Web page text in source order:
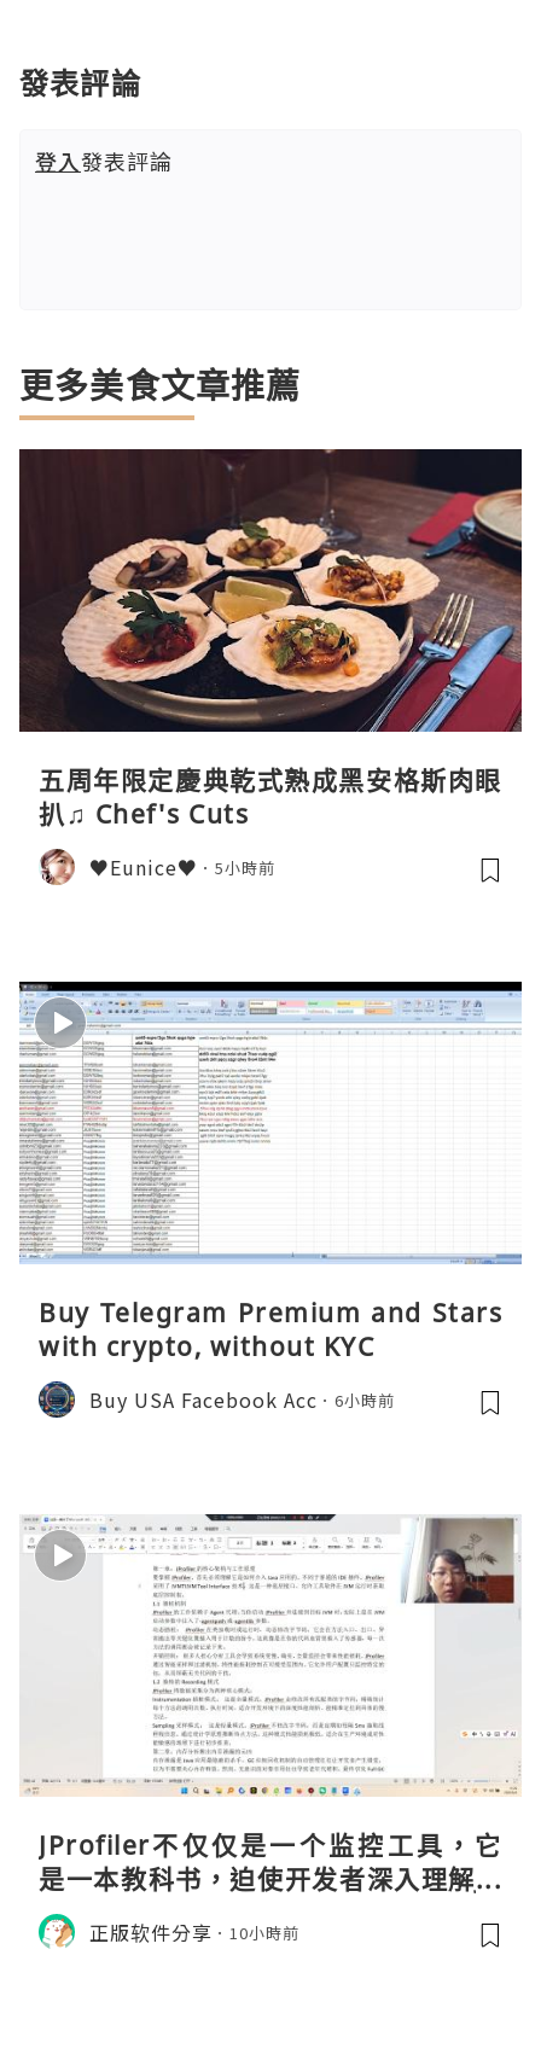
發表評論
登入發表評論
更多美食文章推薦
五周年限定慶典乾式熟成黑安格斯肉眼
扒♫ Chef's Cuts
♥Eunice♥ 5小時前
Buy Telegram Premium and Stars
with crypto, without KYC
Buy USA Facebook Acc 6小時前
JProfiler不仅仅是一个监控工具，它
是一本教科书，迫使开发者深入理解JV
M的内存模型、垃圾回收机制和并发原
理。通过直观的可视化数据，它将抽象
正版软件分享 10小時前